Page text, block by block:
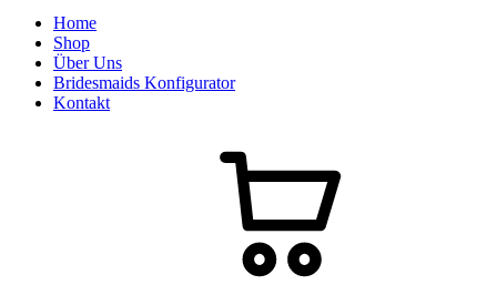
Home
Shop
Über Uns
Bridesmaids Konfigurator
Kontakt